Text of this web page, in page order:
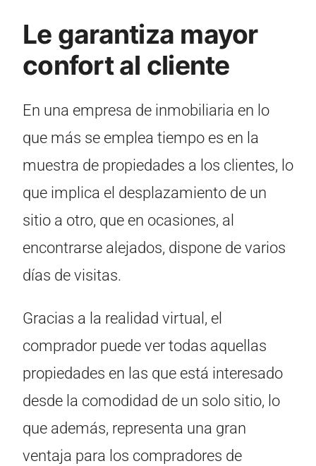
Le garantiza mayor
confort al cliente
En una empresa de inmobiliaria en lo
que más se emplea tiempo es en la
muestra de propiedades a los clientes, lo
que implica el desplazamiento de un
sitio a otro, que en ocasiones, al
encontrarse alejados, dispone de varios
días de visitas.
Gracias a la realidad virtual, el
comprador puede ver todas aquellas
propiedades en las que está interesado
desde la comodidad de un solo sitio, lo
que además, representa una gran
ventaja para los compradores de